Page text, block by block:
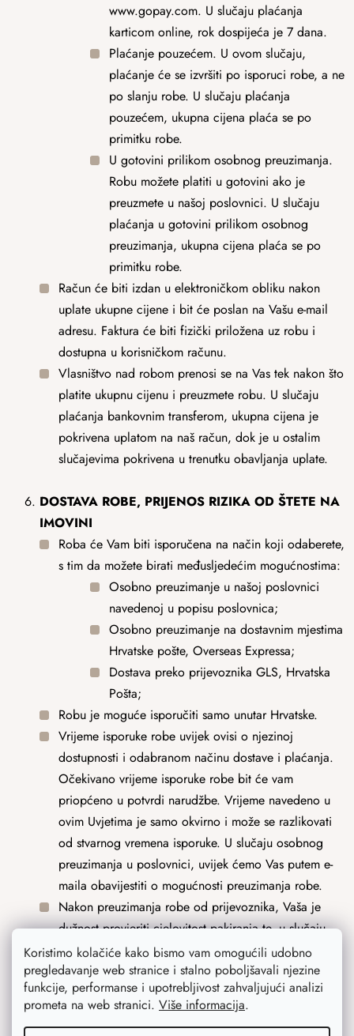
Koristimo kolačiće kako bismo vam omogućili udobno
pregledavanje web stranice i stalno poboljšavali njezine
funkcije, performanse i upotrebljivost zahvaljujući analizi
prometa na web stranici. Više informacija.
www.gopay.com. U slučaju plaćanja
karticom online, rok dospijeća je 7 dana.
Plaćanje pouzećem. U ovom slučaju,
plaćanje će se izvršiti po isporuci robe, a ne
po slanju robe. U slučaju plaćanja
pouzećem, ukupna cijena plaća se po
primitku robe.
U gotovini prilikom osobnog preuzimanja.
Robu možete platiti u gotovini ako je
preuzmete u našoj poslovnici. U slučaju
plaćanja u gotovini prilikom osobnog
preuzimanja, ukupna cijena plaća se po
primitku robe.
Račun će biti izdan u elektroničkom obliku nakon
uplate ukupne cijene i bit će poslan na Vašu e-mail
adresu. Faktura će biti fizički priložena uz robu i
dostupna u korisničkom računu.
Vlasništvo nad robom prenosi se na Vas tek nakon što
platite ukupnu cijenu i preuzmete robu. U slučaju
plaćanja bankovnim transferom, ukupna cijena je
pokrivena uplatom na naš račun, dok je u ostalim
slučajevima pokrivena u trenutku obavljanja uplate.
DOSTAVA ROBE, PRIJENOS RIZIKA OD ŠTETE NA
IMOVINI
Roba će Vam biti isporučena na način koji odaberete,
s tim da možete birati međusljedećim mogućnostima:
Osobno preuzimanje u našoj poslovnici
navedenoj u popisu poslovnica;
Osobno preuzimanje na dostavnim mjestima
Hrvatske pošte, Overseas Expressa;
Dostava preko prijevoznika GLS, Hrvatska
Pošta;
Robu je moguće isporučiti samo unutar Hrvatske.
Vrijeme isporuke robe uvijek ovisi o njezinoj
dostupnosti i odabranom načinu dostave i plaćanja.
Očekivano vrijeme isporuke robe bit će vam
priopćeno u potvrdi narudžbe. Vrijeme navedeno u
ovim Uvjetima je samo okvirno i može se razlikovati
od stvarnog vremena isporuke. U slučaju osobnog
preuzimanja u poslovnici, uvijek ćemo Vas putem e-
maila obavijestiti o mogućnosti preuzimanja robe.
Nakon preuzimanja robe od prijevoznika, Vaša je
dužnost provjeriti cjelovitost pakiranja te, u slučaju
bilo kakvih nedostataka, o tome odmah obavijestiti
prijevoznika i nas. U slučaju da postoji nedostatak na
pakiranju koji ukazuje na neovlašteno rukovanje i
otvaranje pošiljke, ne morate preuzeti robu od